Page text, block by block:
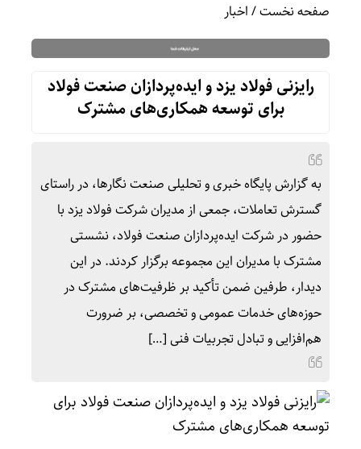
صفحه نخست/اخبار
رایزنی فولاد یزد و ایده‌پردازان صنعت فولاد
برای توسعه همکاری‌های مشترک
به گزارش پایگاه خبری و تحلیلی صنعت نگارها، در راستای
گسترش تعاملات، جمعی از مدیران شرکت فولاد یزد با
حضور در شرکت ایده‌پردازان صنعت فولاد، نشستی
مشترک با مدیران این مجموعه برگزار کردند. در این
دیدار، طرفین ضمن تأکید بر ظرفیت‌های مشترک در
حوزه‌های خدمات عمومی و تخصصی، بر ضرورت
هم‌افزایی و تبادل تجربیات فنی […]